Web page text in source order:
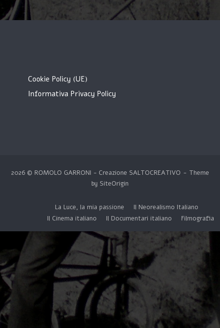
Cookie Policy (UE)
Informativa Privacy Policy
2026 © ROMOLO GARRONI - Creazione SALTOCREATIVO
Theme
by SiteOrigin
La Luce, la mia passione
Il Neorealismo Italiano
Il Cinema italiano
Il Documentari italiano Filmografia